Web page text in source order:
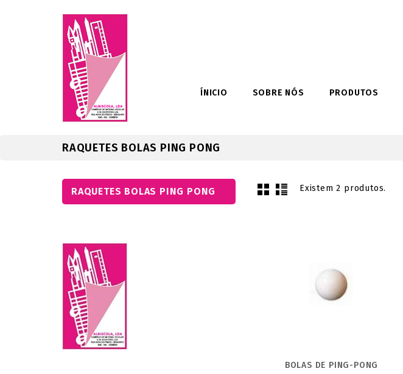
ÍNICIO SOBRE NÓS PRODUTOS
RAQUETES BOLAS PING PONG
RAQUETES BOLAS PING PONG Existem 2 produtos.
BOLAS DE PING-PONG